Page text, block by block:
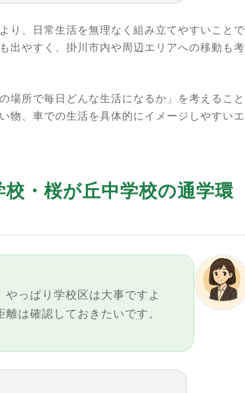
り、日常生活を無理なく組み立てやすいことで
出やすく、掛川市内や周辺エリアへの移動も考
場所で毎日どんな生活になるか」を考えること
物、車での生活を具体的にイメージしやすいエ
・桜が丘中学校の通学環
っぱり学校区は大事ですよ
は確認しておきたいです。